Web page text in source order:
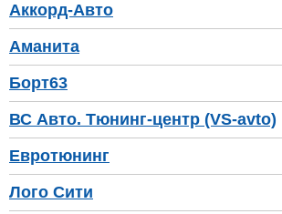
Аккорд-Авто
Аманита
Борт63
ВС Авто. Тюнинг-центр (VS-avto)
Евротюнинг
Лого Сити